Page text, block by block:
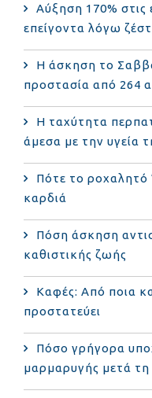
Αύξηση 170% στις
επείγοντα λόγω
Η άσκηση το
προστασία από 264
Η ταχύτητα
άμεσα με την υγεία
Πότε το ροχαλητό
καρδιά
Πόση άσκηση
καθιστικής ζωής
Καφές: Από ποια
προστατεύει
Πόσο γρήγορα
μαρμαρυγής μετά